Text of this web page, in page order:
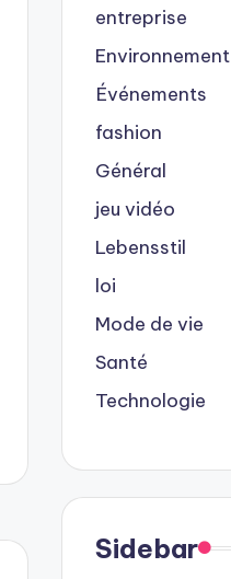
entreprise
Environnement
Événements
fashion
Général
jeu vidéo
Lebensstil
loi
Mode de vie
Santé
Technologie
Sidebar